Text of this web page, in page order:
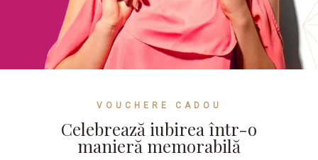
VOUCHERE CADOU
Celebrează iubirea într-o
manieră memorabilă